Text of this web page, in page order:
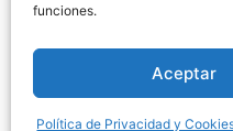
funciones.
Aceptar
Política de Privacidad y